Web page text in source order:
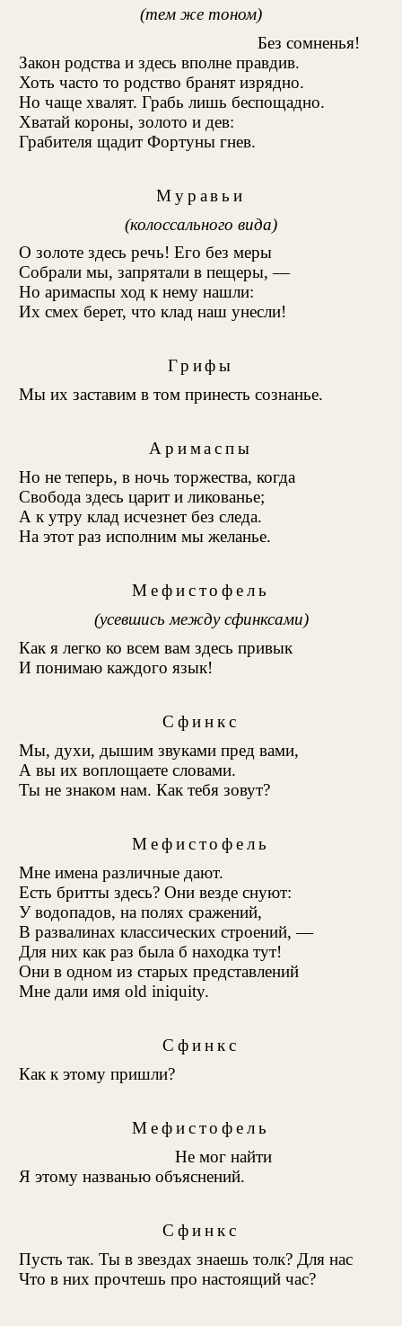
(тем же тоном)
Без сомненья!
Закон родства и здесь вполне правдив.
Хоть часто то родство бранят изрядно.
Но чаще хвалят. Грабь лишь беспощадно.
Хватай короны, золото и дев:
Грабителя щадит Фортуны гнев.
Муравьи
(колоссального вида)
О золоте здесь речь! Его без меры
Собрали мы, запрятали в пещеры, —
Но аримаспы ход к нему нашли:
Их смех берет, что клад наш унесли!
Грифы
Мы их заставим в том принесть сознанье.
Аримаспы
Но не теперь, в ночь торжества, когда
Свобода здесь царит и ликованье;
А к утру клад исчезнет без следа.
На этот раз исполним мы желанье.
Мефистофель
(усевшись между сфинксами)
Как я легко ко всем вам здесь привык
И понимаю каждого язык!
Сфинкс
Мы, духи, дышим звуками пред вами,
А вы их воплощаете словами.
Ты не знаком нам. Как тебя зовут?
Мефистофель
Мне имена различные дают.
Есть бритты здесь? Они везде снуют:
У водопадов, на полях сражений,
В развалинах классических строений, —
Для них как раз была б находка тут!
Они в одном из старых представлений
Мне дали имя old iniquity.
Сфинкс
Как к этому пришли?
Мефистофель
Не мог найти
Я этому названью объяснений.
Сфинкс
Пусть так. Ты в звездах знаешь толк? Для нас
Что в них прочтешь про настоящий час?